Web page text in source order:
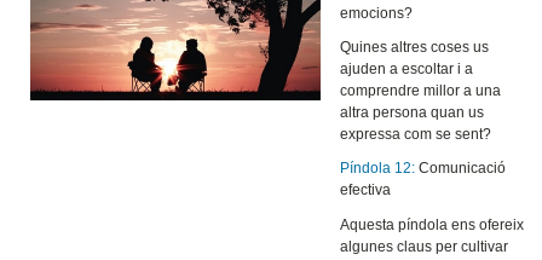
emocions?
Quines altres coses us
ajuden a escoltar i a
comprendre millor a una
altra persona quan us
expressa com se sent?
Píndola 12: Comunicació
efectiva
Aquesta píndola ens ofereix
algunes claus per cultivar